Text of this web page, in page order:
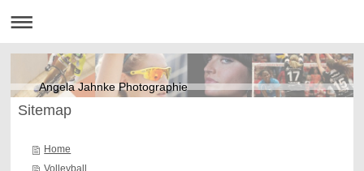
Angela Jahnke Photographie
Sitemap
Home